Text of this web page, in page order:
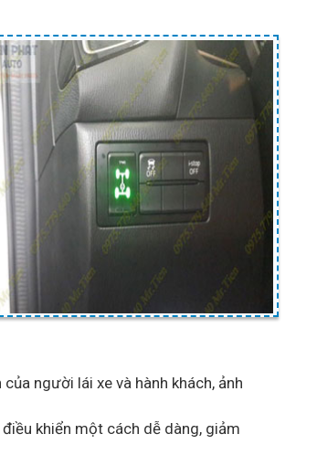
người lái xe và hành khách, ảnh
khiển một cách dễ dàng, giảm